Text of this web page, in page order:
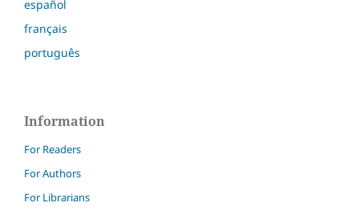
español
français
português
Information
For Readers
For Authors
For Librarians